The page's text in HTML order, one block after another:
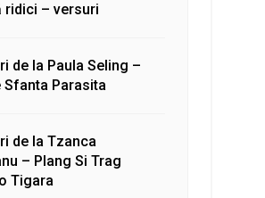
ridici – versuri
de la Paula Seling –
Sfanta Parasita
de la Tzanca
– Plang Si Trag
Tigara